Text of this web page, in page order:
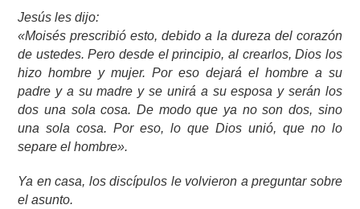
Jesús les dijo:
«Moisés prescribió esto, debido a la dureza del corazón
de ustedes. Pero desde el principio, al crearlos, Dios los
hizo hombre y mujer. Por eso dejará el hombre a su
padre y a su madre y se unirá a su esposa y serán los
dos una sola cosa. De modo que ya no son dos, sino
una sola cosa. Por eso, lo que Dios unió, que no lo
separe el hombre».
Ya en casa, los discípulos le volvieron a preguntar sobre
el asunto.